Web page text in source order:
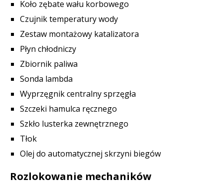
Koło zębate wału korbowego
Czujnik temperatury wody
Zestaw montażowy katalizatora
Płyn chłodniczy
Zbiornik paliwa
Sonda lambda
Wyprzęgnik centralny sprzęgła
Szczeki hamulca ręcznego
Szkło lusterka zewnętrznego
Tłok
Olej do automatycznej skrzyni biegów
Rozlokowanie mechaników